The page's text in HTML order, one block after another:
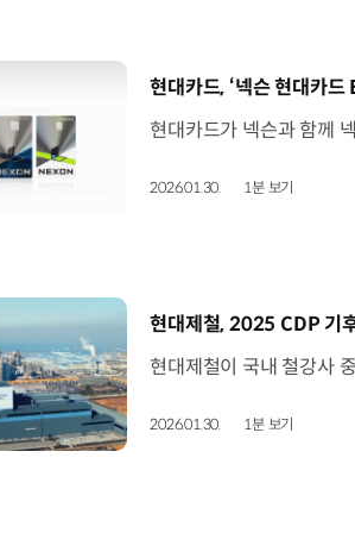
[동영상]
현대카드, ‘넥슨 현대카
2026.01.30. 1분 보기
[동영상]
현대제철, 2025 CDP 기
2026.01.30. 1분 보기